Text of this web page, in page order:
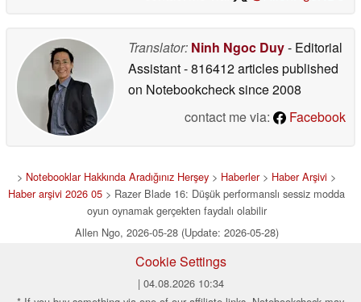
Translator: Ninh Ngoc Duy- Editorial
Assistant- 816412 articles published
on Notebookchecksince 2008
contact me via:
Facebook
> Notebooklar Hakkında Aradığınız Herşey > Haberler> Haber Arşivi >
Haber arşivi 2026 05 > Razer Blade 16: Düşük performanslı sessiz modda
oyun oynamak gerçekten faydalı olabilir
Allen Ngo, 2026-05-28 (Update: 2026-05-28)
Cookie Settings
| 04.08.2026 10:34